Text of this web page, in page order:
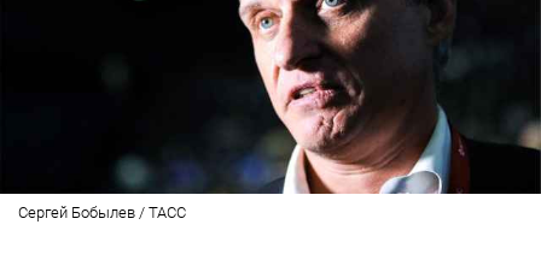
Сергей Бобылев / ТАСС